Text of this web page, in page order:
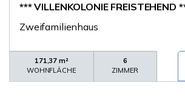
*** VILLENKOLONIE FREISTEHEND
Zweifamilienhaus
171,37 m²
WOHNFLÄCHE
6
ZIMMER